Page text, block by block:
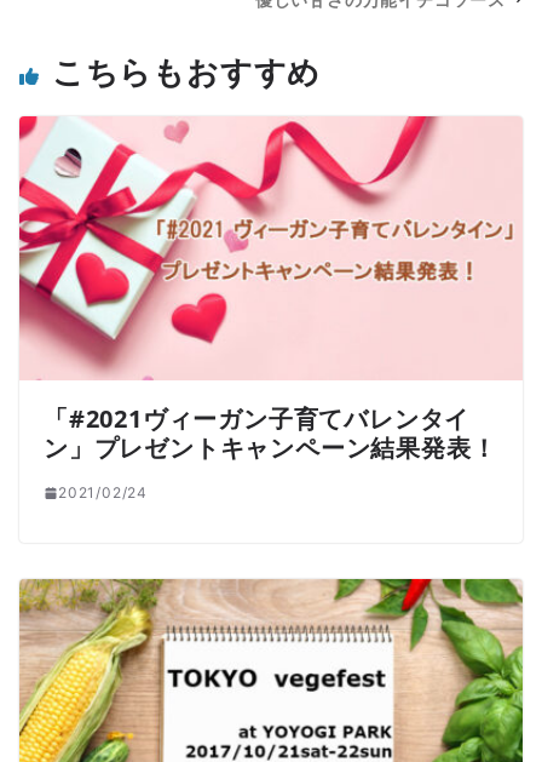
こちらもおすすめ
「#2021ヴィーガン子育てバレンタイ
ン」プレゼントキャンペーン結果発表！
2021/02/24